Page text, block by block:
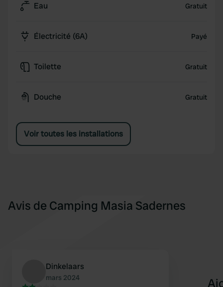
Eau Gratuit
Électricité (6A) Payé
Toilette Gratuit
Douche Gratuit
Voir toutes les installations
Avis de Camping Masia Sadernes
Dinkelaars
mars 2024